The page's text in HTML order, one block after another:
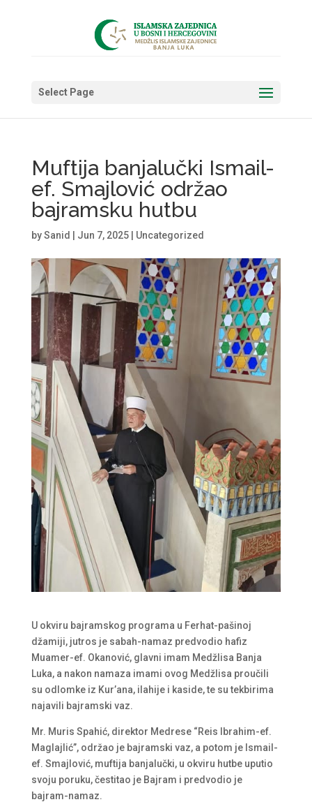
Select Page
Muftija banjalučki Ismail-
ef. Smajlović održao
bajramsku hutbu
bySanid Jun 7, 2025| Uncategorized
U okviru bajramskog programa u Ferhat-pašinoj
džamiji, jutros je sabah-namaz predvodio hafiz
Muamer-ef. Okanović, glavni imam Medžlisa Banja
Luka, a nakon namaza imami ovog Medžlisa proučili
su odlomke iz Kur’ana, ilahije i kaside, te su tekbirima
najavili bajramski vaz.
Mr. Muris Spahić, direktor Medrese “Reis Ibrahim-ef.
Maglajlić”, održao je bajramski vaz, a potom je Ismail-
ef. Smajlović, muftija banjalučki, u okviru hutbe uputio
svoju poruku, čestitao je Bajram i predvodio je
bajram-namaz.